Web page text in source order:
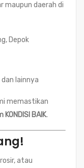
maupun daerah di
Depok
lainnya
memastikan
KONDISI BAIK.
atau